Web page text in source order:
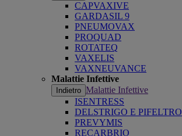
CAPVAXIVE
GARDASIL 9
PNEUMOVAX
PROQUAD
ROTATEQ
VAXELIS
VAXNEUVANCE
Malattie Infettive
Indietro Malattie Infettive
ISENTRESS
DELSTRIGO E PIFELTRO
PREVYMIS
RECARBRIO